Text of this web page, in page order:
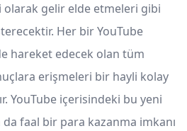
gelir elde etmeleri gibi
Her bir YouTube
hareket edecek olan tüm
erişmeleri bir hayli kolay
YouTube içerisindeki bu yeni
faal bir para kazanma imkanı